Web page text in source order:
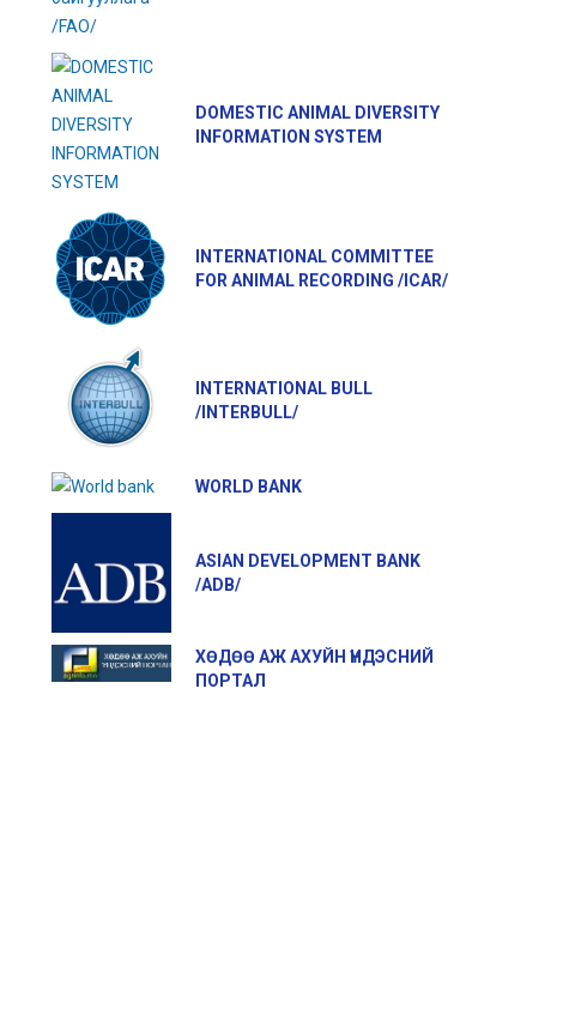
DOMESTIC ANIMAL DIVERSITY
INFORMATION SYSTEM
INTERNATIONAL COMMITTEE
FOR ANIMAL RECORDING /ICAR/
INTERNATIONAL BULL
/INTERBULL/
WORLD BANK
ASIAN DEVELOPMENT BANK
/ADB/
ХӨДӨӨ АЖ АХУЙН ҮНДЭСНИЙ
ПОРТАЛ